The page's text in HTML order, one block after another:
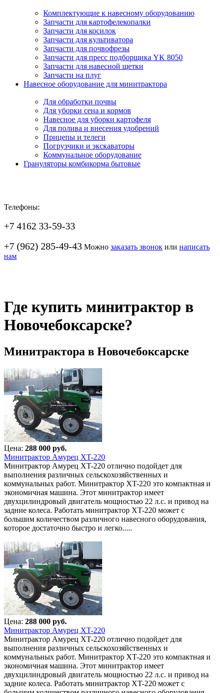
Комплектующие к навесному оборудованию
Запчасти для картофелекопалки
Запчасти для косилок
Запчасти для культиватора
Запчасти для почвофрезы
Запчасти для пресс подборщика YK 8050
Запчасти для навесной щетки
Запчасти на плуг
Навесное оборудование для минитрактора
Для обработки почвы
Для уборки сена и кормов
Навесное для уборки картофеля
Для полива и внесения удобрений
Прицепы и телеги
Погрузчики и экскаваторы
Коммунальное оборудование
Грануляторы комбикорма бытовые
Телефоны:
+7 4162 33-59-33
+7 (962) 285-49-43 Можно заказать звонок или написать
нам
Где купить минитрактор в
Новочебоксарске?
Минитрактора в Новочебоксарске
Цена: 288 000 руб.
Минитрактор Амурец XT-220
Минитрактор Амурец XT-220 отлично подойдет для
выполнения различных сельскохозяйственных и
коммунальных работ. Минитрактор XT-220 это компактная и
экономичная машина. Этот минитрактор имеет
двухцилиндровый двигатель мощностью 22 л.с. и привод на
задние колеса. Работать минитрактор XT-220 может с
большим количеством различного навесного оборудования,
которое достаточно быстро и легко.....
Цена: 288 000 руб.
Минитрактор Амурец XT-220
Минитрактор Амурец XT-220 отлично подойдет для
выполнения различных сельскохозяйственных и
коммунальных работ. Минитрактор XT-220 это компактная и
экономичная машина. Этот минитрактор имеет
двухцилиндровый двигатель мощностью 22 л.с. и привод на
задние колеса. Работать минитрактор XT-220 может с